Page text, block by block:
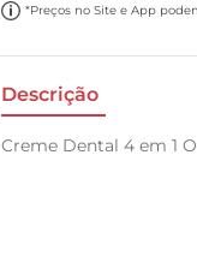
*Preços no Site e App
Descrição
Creme Dental 4 em 1